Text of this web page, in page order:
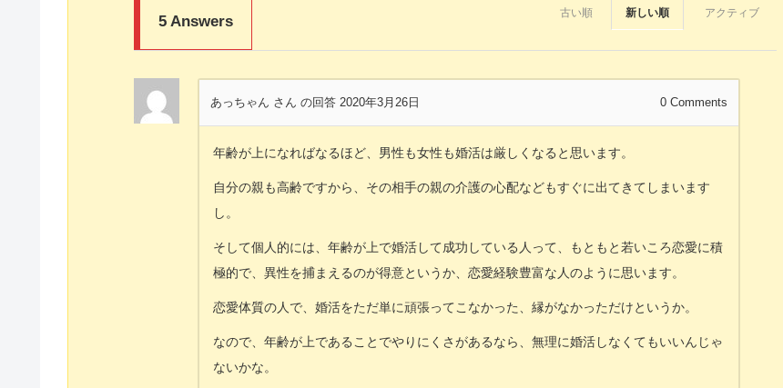
5 Answers
アクティブ
新しい順
古い順
あっちゃん さん の回答 2020年3月26日 0 Comments
年齢が上になればなるほど、男性も女性も婚活は厳しくなると思います。
自分の親も高齢ですから、その相手の親の介護の心配などもすぐに出てきてしまいます
し。
そして個人的には、年齢が上で婚活して成功している人って、もともと若いころ恋愛に積
極的で、異性を捕まえるのが得意というか、恋愛経験豊富な人のように思います。
恋愛体質の人で、婚活をただ単に頑張ってこなかった、縁がなかっただけというか。
なので、年齢が上であることでやりにくさがあるなら、無理に婚活しなくてもいいんじゃ
ないかな。